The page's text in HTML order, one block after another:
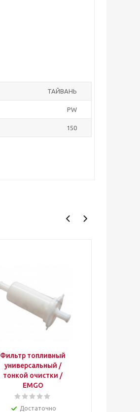
ТАЙВАНЬ
PW
150
Фильтр топливный
универсальный /
тонкой очистки /
EMGO
Достаточно